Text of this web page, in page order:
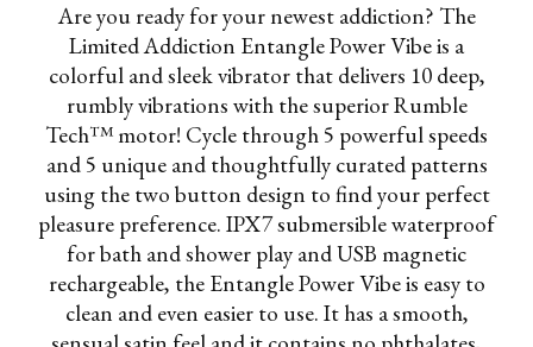
Are you ready for your newest addiction? The
Limited Addiction Entangle Power Vibe is a
colorful and sleek vibrator that delivers 10 deep,
rumbly vibrations with the superior Rumble
Tech™ motor! Cycle through 5 powerful speeds
and 5 unique and thoughtfully curated patterns
using the two button design to find your perfect
pleasure preference. IPX7 submersible waterproof
for bath and shower play and USB magnetic
rechargeable, the Entangle Power Vibe is easy to
clean and even easier to use. It has a smooth,